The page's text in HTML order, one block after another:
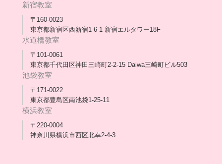
合格・進路実績
協力団体
理事長・会長あいさつ
保護者会
採用情報
新宿教室
〒160-0023
東京都新宿区西新宿1-6-1 新宿エルタワー18F
水道橋教室
〒101-0061
東京都千代田区神田三崎町2-2-15 Daiwa三崎町ビル503
池袋教室
〒171-0022
東京都豊島区南池袋1-25-11
横浜教室
〒220-0004
神奈川県横浜市西区北幸2-4-3